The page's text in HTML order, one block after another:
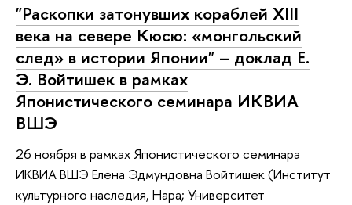
"Раскопки затонувших кораблей XIII
века на севере Кюсю: «монгольский
след» в истории Японии" – доклад Е.
Э. Войтишек в рамках
Японистического семинара ИКВИА
ВШЭ
26 ноября в рамках Японистического семинара
ИКВИА ВШЭ Елена Эдмундовна Войтишек (Институт
культурного наследия, Нара; Университет